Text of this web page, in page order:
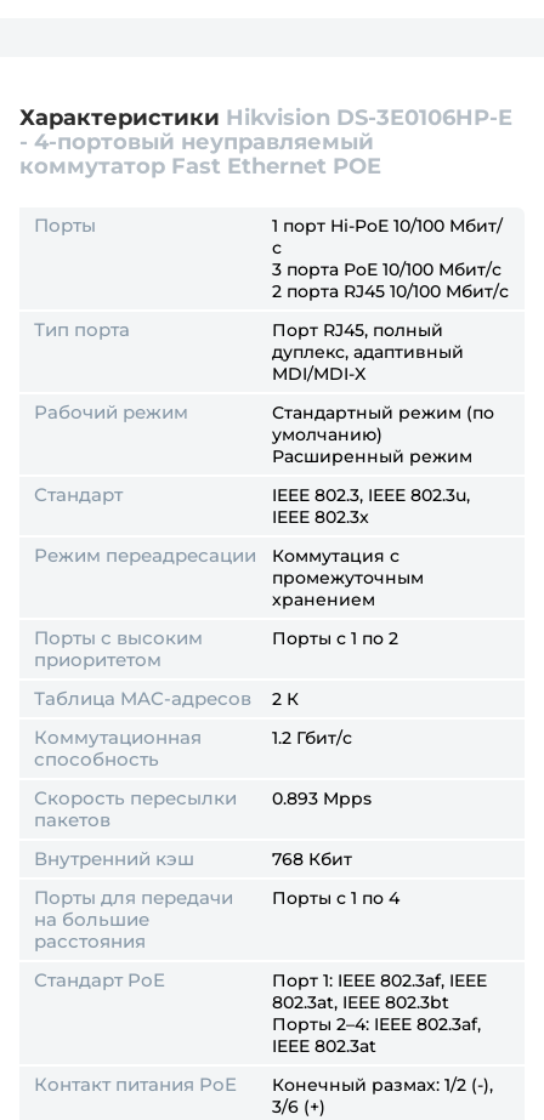
Характеристики Hikvision DS-3E0106HP-E
- 4-портовый неуправляемый
коммутатор Fast Ethernet POE
Порты
1 порт Hi-PoE 10/100 Мбит/
с
3 порта PoE 10/100 Мбит/с
2 порта RJ45 10/100 Мбит/с
Тип порта
Порт RJ45, полный
дуплекс, адаптивный
MDI/MDI-X
Рабочий режим
Стандартный режим (по
умолчанию)
Расширенный режим
Стандарт
IEEE 802.3, IEEE 802.3u,
IEEE 802.3x
Режим переадресации
Коммутация с
промежуточным
хранением
Порты с высоким
приоритетом
Порты с 1 по 2
Таблица MAC-адресов 2 К
Коммутационная
способность
1.2 Гбит/с
Скорость пересылки
пакетов
0.893 Mpps
Внутренний кэш 768 Кбит
Порты для передачи
на большие
расстояния
Порты с 1 по 4
Стандарт PoE
Порт 1: IEEE 802.3af, IEEE
802.3at, IEEE 802.3bt
Порты 2–4: IEEE 802.3af,
IEEE 802.3at
Контакт питания PoE
Конечный размах: 1/2 (-),
3/6 (+)